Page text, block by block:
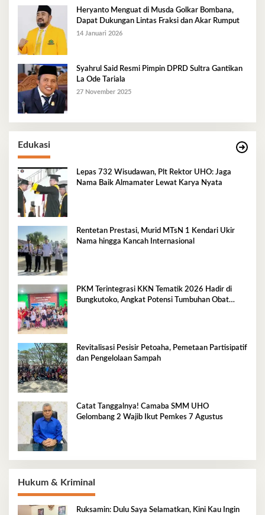
Heryanto Menguat di Musda Golkar Bombana,
Dapat Dukungan Lintas Fraksi dan Akar Rumput
14 Januari 2026
Syahrul Said Resmi Pimpin DPRD Sultra Gantikan
La Ode Tariala
27 November 2025
Edukasi
Lepas 732 Wisudawan, Plt Rektor UHO: Jaga
Nama Baik Almamater Lewat Karya Nyata
Rentetan Prestasi, Murid MTsN 1 Kendari Ukir
Nama hingga Kancah Internasional
PKM Terintegrasi KKN Tematik 2026 Hadir di
Bungkutoko, Angkat Potensi Tumbuhan Obat
Revitalisasi Pesisir Petoaha, Pemetaan Partisipatif
dan Pengelolaan Sampah
Catat Tanggalnya! Camaba SMM UHO
Gelombang 2 Wajib Ikut Pemkes 7 Agustus
Hukum & Kriminal
Ruksamin: Dulu Saya Selamatkan, Kini Kau Ingin